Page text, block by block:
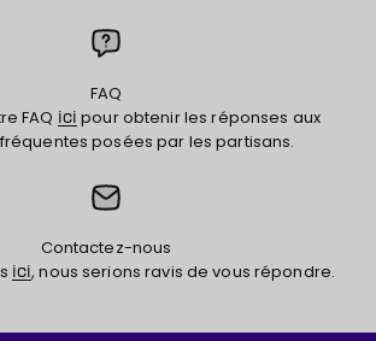
FAQ
FAQ ici pour obtenir les réponses aux
posées par les partisans.
Contactez-nous
ici, nous serions ravis de vous répondre.